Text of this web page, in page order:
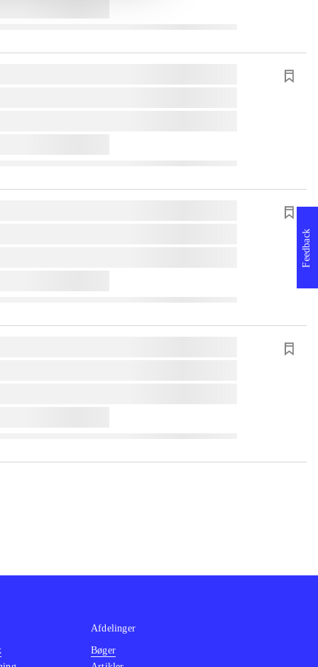
Feedback
Afdelinger
Bøger